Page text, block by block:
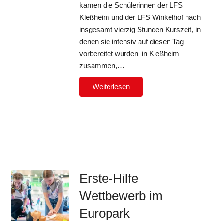
kamen die Schülerinnen der LFS
Kleßheim und der LFS Winkelhof nach
insgesamt vierzig Stunden Kurszeit, in
denen sie intensiv auf diesen Tag
vorbereitet wurden, in Kleßheim
zusammen,…
Weiterlesen
Erste-Hilfe
Wettbewerb im
Europark